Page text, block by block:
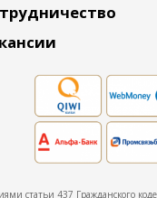
статьи 437 Гражданского